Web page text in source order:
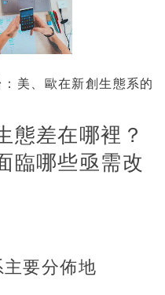
美、歐在新創生態系的
態差在哪裡？
臨哪些亟需改
要分佈地